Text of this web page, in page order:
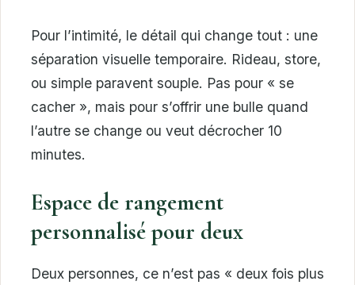
Pour l’intimité, le détail qui change tout : une
séparation visuelle temporaire. Rideau, store,
ou simple paravent souple. Pas pour « se
cacher », mais pour s’offrir une bulle quand
l’autre se change ou veut décrocher 10
minutes.
Espace de rangement
personnalisé pour deux
Deux personnes, ce n’est pas « deux fois plus